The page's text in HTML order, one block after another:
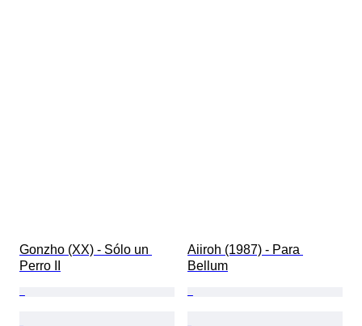
Gonzho (XX) - Sólo un
Perro II
Aiiroh (1987) - Para
Bellum